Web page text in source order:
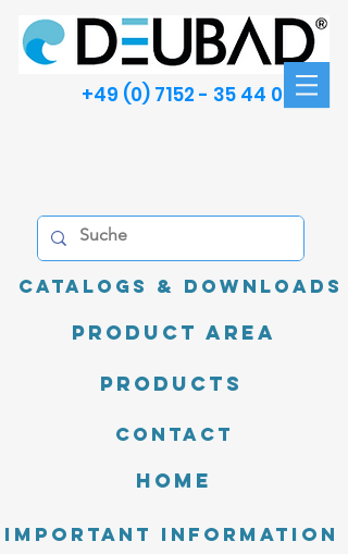
+49 (0) 7152 - 35 44 00
Catalogs & Downloads
product area
Products
Contact
Home
Important information